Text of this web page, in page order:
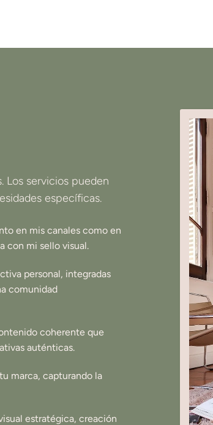
Los servicios pueden
específicas.
en mis canales como en
con mi sello visual.
personal, integradas
comunidad
coherente que
auténticas.
marca, capturando la
estratégica, creación